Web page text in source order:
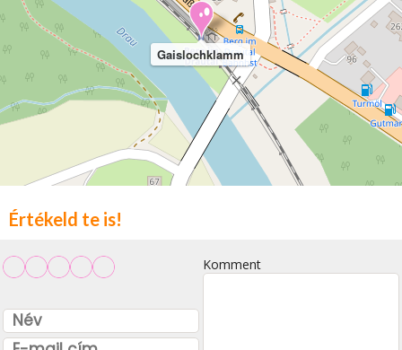
Gaislochklamm
Értékeld te is!
Komment